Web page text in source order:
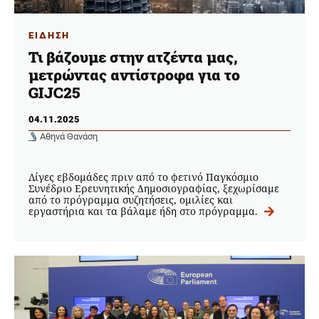
ΕΙΔΗΣΗ
Τι βάζουμε στην ατζέντα μας,
μετρώντας αντίστροφα για το
GIJC25
04.11.2025
Αθηνά Θανάση
Λίγες εβδομάδες πριν από το φετινό Παγκόσμιο
Συνέδριο Ερευνητικής Δημοσιογραφίας, ξεχωρίσαμε
από το πρόγραμμα συζητήσεις, ομιλίες και
εργαστήρια και τα βάλαμε ήδη στο πρόγραμμα.